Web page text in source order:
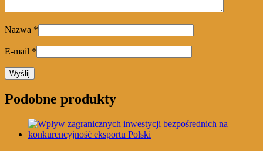
Nazwa *
E-mail *
Podobne produkty